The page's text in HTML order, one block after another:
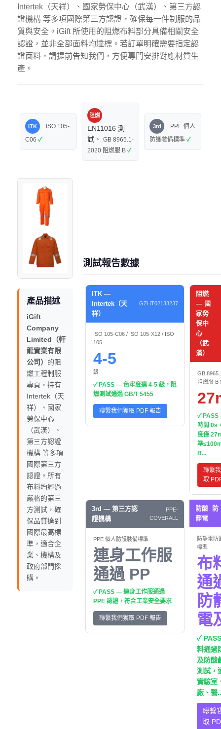
Intertek（天祥）、國家勞保中心（武漢）、第三方認
證機構 等多項國際第三方認證，確保每一件制服的品
質與安全。iGift 所使用的阻燃布料部分具備相關安全
認證，並非全部面料均達標。若訂單明確需要指定認
證面料，請提前告知我們，方便專門安排對應材質生
產。
ITK
ISO 105-
C06 ✓
阻燃
EN11016 測
試、 GB 8965.1-
2020 阻燃服 B ✓
3rd
PPE 個人
防護裝備標準 ✓
產品描述
iGift
Company
Limited（軒
龍實業有限
公司） 的阻
燃工程制服
專頁，持有
Intertek（天
祥）、國家
勞保中心
（武漢）、
第三方認證
機構 等多項
國際第三方
認證。所有
布料均經過
嚴格的第三
方測試，確
保品質達到
國際最高標
準，適合企
業、機構及
政府部門採
購。
測試報告數據
ITK —
Intertek（天
祥）
GZHT02133237
ISO 105-C06 / ISO 105-X12 / ISO
105
4-5
級
✓ PASS — 色牢度達 4-5 級，阻
燃測試通過 GB/T 5455
聯繫我們獲取 PDF 報告
阻燃
— 國
家勞
保中
心
（武
漢）
GB
阻燃服 B
✓ PASS
時間 0s
度僅
準
B...
聯繫
取
3rd — 第三方認
證機構
PPE-
COVERALL
PPE 個人防護裝備標準
連身工作服
通過 PP
✓ PASS — 連身工作服通過
PPE 認證，符合工業安全要求
聯繫我們獲取 PDF 報告
防酸 防
靜電
防靜電防
標準
布
通
防
電
✓
料通過
及防酸
測試，
實驗室
廠、醫
聯繫
取